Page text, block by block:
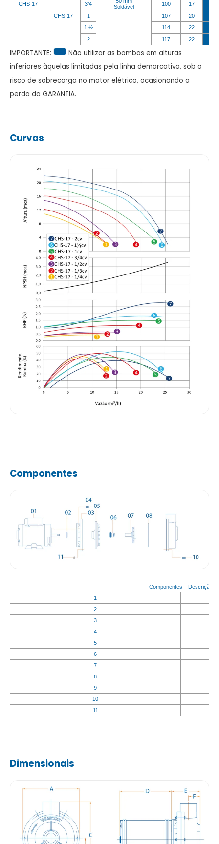
CHS-17
Soldável
CHS-17
3/4
100
17
1
107
20
1 ½
114
22
2
117 22
IMPORTANTE:
Não utilizar as bombas em alturas
inferiores àquelas limitadas pela linha demarcativa, sob o
risco de sobrecarga no motor elétrico, ocasionando a
perda da GARANTIA.
Curvas
Componentes
Componentes – Descrição
1
2
3
4
5
6
7
8
9
10
11
Dimensionais